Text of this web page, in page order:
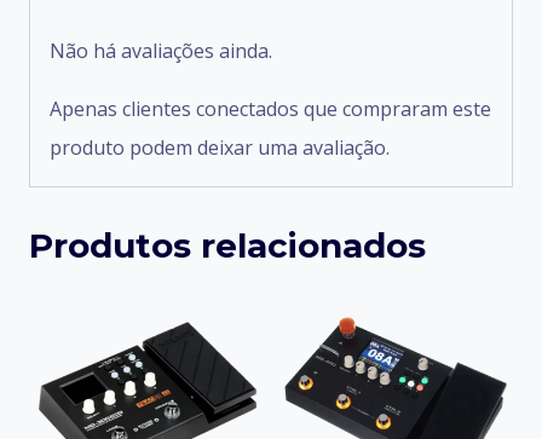
Não há avaliações ainda.
Apenas clientes conectados que compraram este
produto podem deixar uma avaliação.
Produtos relacionados